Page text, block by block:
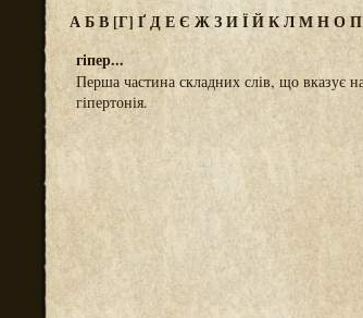
АБВ[Г] ҐДЕЄ ЖЗИЇЙКЛМНО
гіпер...
Перша частина складних слів, що вказує
гіпертонія.